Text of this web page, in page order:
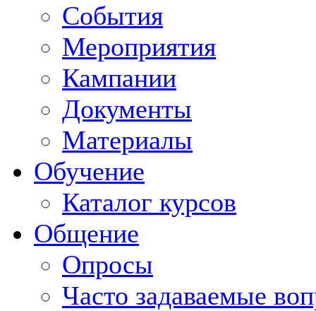
События
Мероприятия
Кампании
Документы
Материалы
Обучение
Каталог курсов
Общение
Опросы
Часто задаваемые